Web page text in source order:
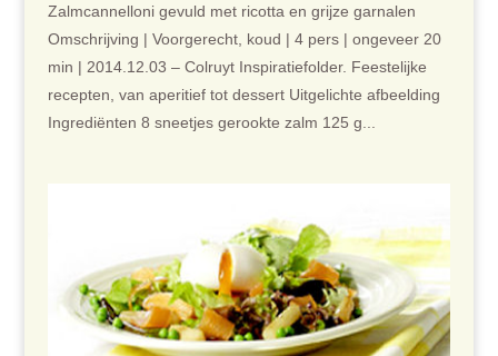
Zalmcannelloni gevuld met ricotta en grijze garnalen
Omschrijving | Voorgerecht, koud | 4 pers | ongeveer 20
min | 2014.12.03 – Colruyt Inspiratiefolder. Feestelijke
recepten, van aperitief tot dessert Uitgelichte afbeelding
Ingrediënten 8 sneetjes gerookte zalm 125 g...